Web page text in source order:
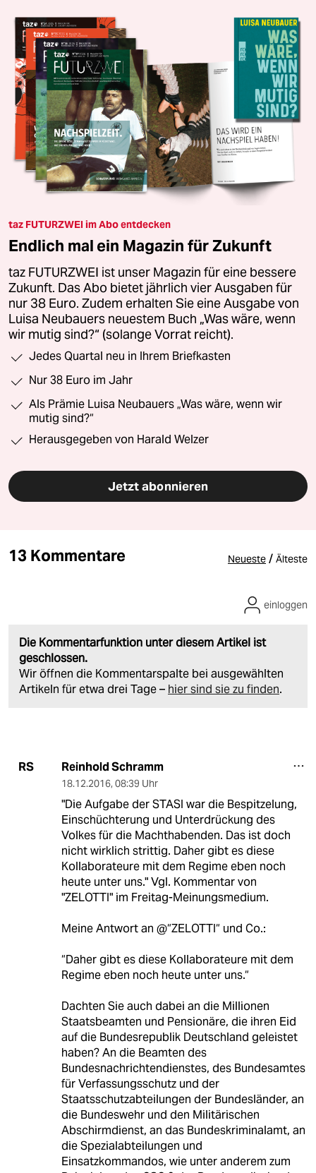
taz FUTURZWEI im Abo entdecken
Endlich mal ein Magazin für Zukunft
taz FUTURZWEI ist unser Magazin für eine bessere
Zukunft. Das Abo bietet jährlich vier Ausgaben für
nur 38 Euro. Zudem erhalten Sie eine Ausgabe von
Luisa Neubauers neuestem Buch „Was wäre, wenn
wir mutig sind?“ (solange Vorrat reicht).
Jedes Quartal neu in Ihrem Briefkasten
Nur 38 Euro im Jahr
Als Prämie Luisa Neubauers „Was wäre, wenn wir
mutig sind?“
Herausgegeben von Harald Welzer
Jetzt abonnieren
13 Kommentare Neueste / Älteste
Die Kommentarfunktion unter diesem Artikel ist
geschlossen.
Wir öffnen die Kommentarspalte bei ausgewählten
Artikeln für etwa drei Tage – hier sind sie zu finden.
einloggen
RS Reinhold Schramm
18.12.2016, 08:39 Uhr
"Die Aufgabe der STASI war die Bespitzelung,
Einschüchterung und Unterdrückung des
Volkes für die Machthabenden. Das ist doch
nicht wirklich strittig. Daher gibt es diese
Kollaborateure mit dem Regime eben noch
heute unter uns." Vgl. Kommentar von
"ZELOTTI" im Freitag-Meinungsmedium.
Meine Antwort an @“ZELOTTI“ und Co.:
“Daher gibt es diese Kollaborateure mit dem
Regime eben noch heute unter uns.“
Dachten Sie auch dabei an die Millionen
Staatsbeamten und Pensionäre, die ihren Eid
auf die Bundesrepublik Deutschland geleistet
haben? An die Beamten des
Bundesnachrichtendienstes, des Bundesamtes
für Verfassungsschutz und der
Staatsschutzabteilungen der Bundesländer, an
die Bundeswehr und den Militärischen
Abschirmdienst, an das Bundeskriminalamt, an
die Spezialabteilungen und
Einsatzkommandos, wie unter anderem zum